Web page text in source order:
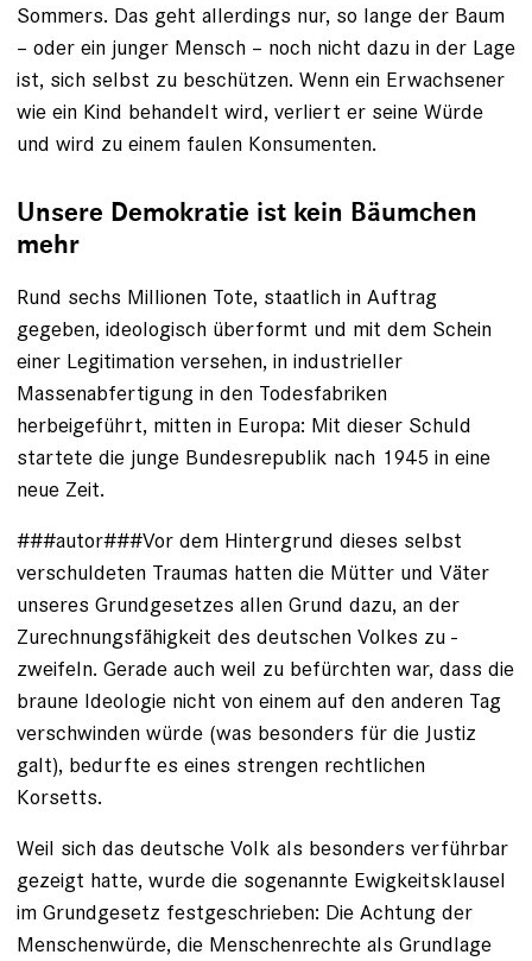
Sommers. Das geht allerdings nur, so lange der Baum
– oder ein junger Mensch – noch nicht dazu in der Lage
ist, sich selbst zu beschützen. Wenn ein Erwachsener
wie ein Kind behandelt wird, verliert er seine Würde
und wird zu einem faulen Konsumenten.
Unsere Demokratie ist kein Bäumchen
mehr
Rund sechs Millionen Tote, staatlich in Auftrag
gegeben, ideologisch überformt und mit dem Schein
einer Legitimation versehen, in industrieller
Massenabfertigung in den Todesfabriken
herbeigeführt, mitten in Europa: Mit dieser Schuld
startete die junge Bundesrepublik nach 1945 in eine
neue Zeit.
###autor###Vor dem Hintergrund dieses selbst
verschuldeten Traumas hatten die Mütter und Väter
unseres Grundgesetzes allen Grund dazu, an der
Zurechnungsfähigkeit des deutschen Volkes zu ­
zweifeln. Gerade auch weil zu befürchten war, dass die
braune Ideologie nicht von einem auf den anderen Tag
verschwinden würde (was besonders für die Justiz
galt), bedurfte es eines ­strengen rechtlichen
Korsetts.
Weil sich das deutsche Volk als besonders verführbar
gezeigt hatte, wurde die sogenannte Ewigkeitsklausel
im Grundgesetz festgeschrieben: Die Achtung der
Menschenwürde, die Menschenrechte als Grundlage